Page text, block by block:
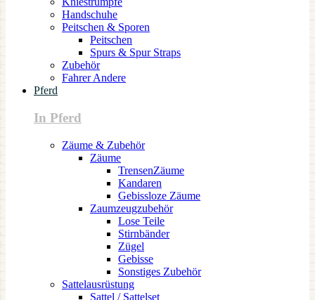
Handschuhe
Peitschen & Sporen
Peitschen
Spurs & Spur Straps
Zubehör
Fahrer Andere
Pferd
In Pferd
Zäume & Zubehör
Zäume
TrensenZäume
Kandaren
Gebissloze Zäume
Zaumzeugzubehör
Lose Teile
Stirnbänder
Zügel
Gebisse
Sonstiges Zubehör
Sattelausrüstung
Sattel / Sattelset